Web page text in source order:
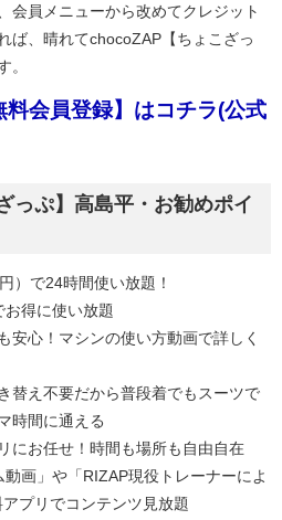
会員メニューから改めてクレジット
ば、晴れてchocoZAP【ちょこざっ
。
料会員登録】はコチラ(公式
っぷ】高島平・お勧めポイ
）で24時間使い放題！
お得に使い放題
安心！マシンの使い方動画で詳しく
替え不要だから普段着でもスーツで
時間に通える
にお任せ！時間も場所も自由自在
動画」や「RIZAP現役トレーナーによ
プリでコンテンツ見放題